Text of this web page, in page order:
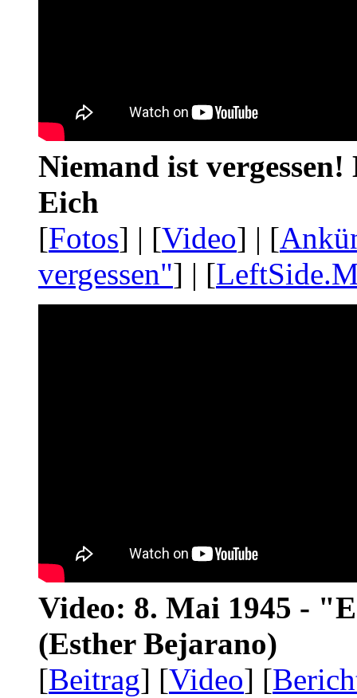
Niemand ist
Eich
[Fotos] | [Video] | [
vergessen"] | [
Video: 8. Mai 1945 -
(Esther Bejarano)
[Beitrag] [Video] [